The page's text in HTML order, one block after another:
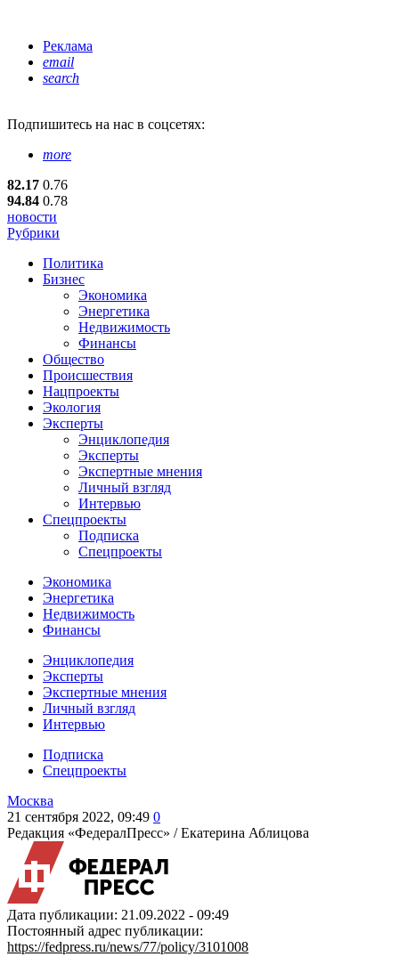
Реклама
email
search
Подпишитесь на нас в соцсетях:
more
82.17 0.76
94.84 0.78
новости
Рубрики
Политика
Бизнес
Экономика
Энергетика
Недвижимость
Финансы
Общество
Происшествия
Нацпроекты
Экология
Эксперты
Энциклопедия
Эксперты
Экспертные мнения
Личный взгляд
Интервью
Спецпроекты
Подписка
Спецпроекты
Экономика
Энергетика
Недвижимость
Финансы
Энциклопедия
Эксперты
Экспертные мнения
Личный взгляд
Интервью
Подписка
Спецпроекты
Москва
21 сентября 2022, 09:49 0
Редакция «ФедералПресс» /Екатерина Аблицова
Дата публикации: 21.09.2022 - 09:49
Постоянный адрес публикации:
https://fedpress.ru/news/77/policy/3101008